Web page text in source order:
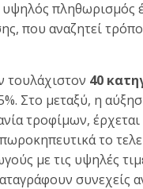
πληθωρισμός
που αναζητεί
τουλάχιστον 40
Στο μεταξύ, η
τροφίμων,
το
με τις υψηλές
συνεχείς